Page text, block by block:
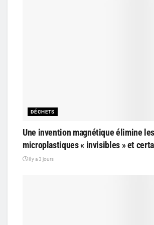
DÉCHETS
Une invention magnétique élimine les
microplastiques « invisibles » et
il y a 3 jours